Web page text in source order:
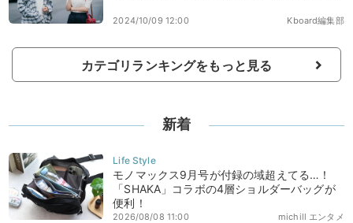
Kboard編集部
2024/10/09 12:00
カテゴリランキングをもっと見る
新着
モノマックス9月号が付録の域超えてる…！
「SHAKA」コラボの4層ショルダーバッグが
便利！
michill エンタメ
2026/08/08 11:00